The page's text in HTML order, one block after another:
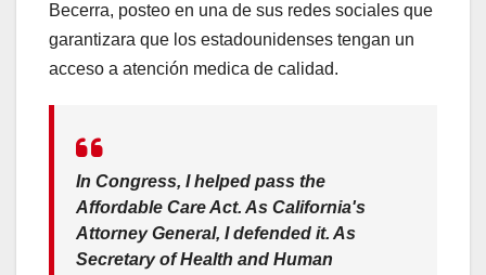
Becerra, posteo en una de sus redes sociales que
garantizara que los estadounidenses tengan un
acceso a atención medica de calidad.
In Congress, I helped pass the
Affordable Care Act. As California's
Attorney General, I defended it. As
Secretary of Health and Human